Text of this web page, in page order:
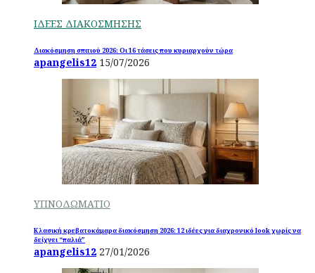
ΙΔΕΕΣ ΔΙΑΚΟΣΜΗΣΗΣ
Διακόσμηση σπιτιού 2026: Οι 16 τάσεις που κυριαρχούν τώρα
apangelis12 15/07/2026
ΥΠΝΟΔΩΜΑΤΙΟ
Κλασική κρεβατοκάμαρα διακόσμηση 2026: 12 ιδέες για διαχρονικό look χωρίς να
δείχνει “παλιά”
apangelis12 27/01/2026